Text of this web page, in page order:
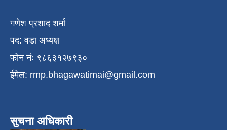
गणेश प्रशाद शर्मा
पद: वडा अध्यक्ष
फोन नंः ९८६३१२७९३०
ईमेल: rmp.bhagawatimai@gmail.com
सुचना अधिकारी